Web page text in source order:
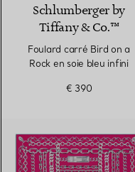
Schlumberger by
Tiffany & Co.™
Foulard carré Bird on a
Rock en soie bleu infini
€ 390